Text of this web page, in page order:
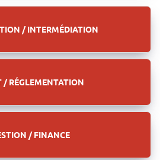
/ INTERMÉDIATION
/ RÉGLEMENTATION
/ FINANCE